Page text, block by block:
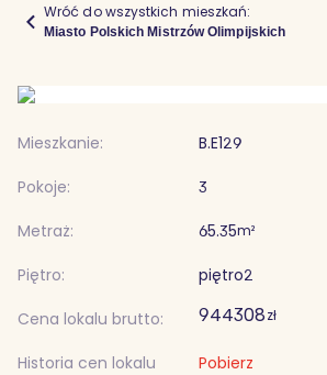
Wróć do wszystkich mieszkań:
Miasto Polskich Mistrzów Olimpijskich
Mieszkanie:
B.E129
Pokoje:
3
Metraż:
65.35m²
Piętro: piętro2
Cena lokalu brutto:
944 308zł
Historia cen lokalu
Pobierz